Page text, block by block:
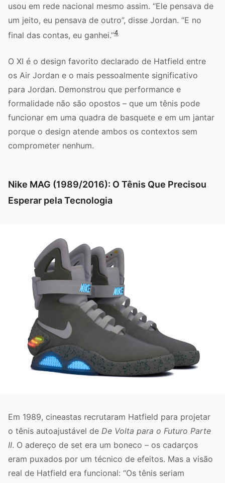
usou em rede nacional mesmo assim. “Ele pensava de
um jeito, eu pensava de outro”, disse Jordan. “E no
final das contas, eu ganhei.”4
O XI é o design favorito declarado de Hatfield entre
os Air Jordan e o mais pessoalmente significativo
para Jordan. Demonstrou que performance e
formalidade não são opostos – que um tênis pode
funcionar em uma quadra de basquete e em um jantar
porque o design atende ambos os contextos sem
comprometer nenhum.
Nike MAG (1989/2016): O Tênis Que Precisou
Esperar pela Tecnologia
Em 1989, cineastas recrutaram Hatfield para projetar
o tênis autoajustável de De Volta para o Futuro Parte
II. O adereço de set era um boneco – os cadarços
eram puxados por um técnico de efeitos. Mas a visão
real de Hatfield era funcional: “Os tênis seriam